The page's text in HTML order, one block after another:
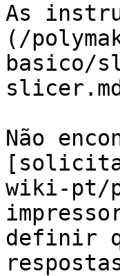
As
(/
basico/
Não
wiki-pt/
definir